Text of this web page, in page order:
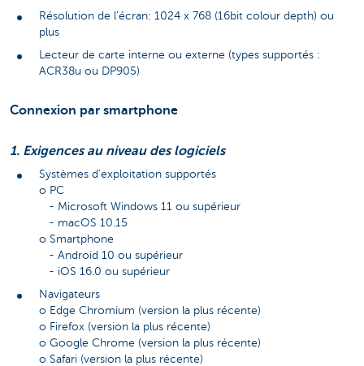
Résolution de l'écran: 1024 x 768 (16bit colour depth) ou
plus
Lecteur de carte interne ou externe (types supportés :
ACR38u ou DP905)
Connexion par smartphone
1. Exigences au niveau des logiciels
Systèmes d'exploitation supportés
o PC
- Microsoft Windows 11 ou supérieur
- macOS 10.15
o Smartphone
- Android 10 ou supérieur
- iOS 16.0 ou supérieur
Navigateurs
o Edge Chromium (version la plus récente)
o Firefox (version la plus récente)
o Google Chrome (version la plus récente)
o Safari (version la plus récente)